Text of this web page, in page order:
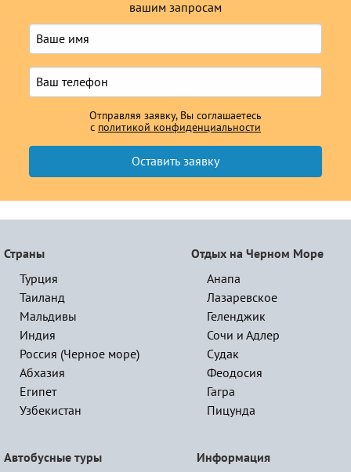
вашим запросам
Отправляя заявку, Вы соглашаетесь
с политикой конфиденциальности
Страны
Турция
Таиланд
Мальдивы
Индия
Россия (Черное море)
Абхазия
Египет
Узбекистан
Отдых на Черном Море
Анапа
Лазаревское
Геленджик
Сочи и Адлер
Судак
Феодосия
Гагра
Пицунда
Автобусные туры
Информация